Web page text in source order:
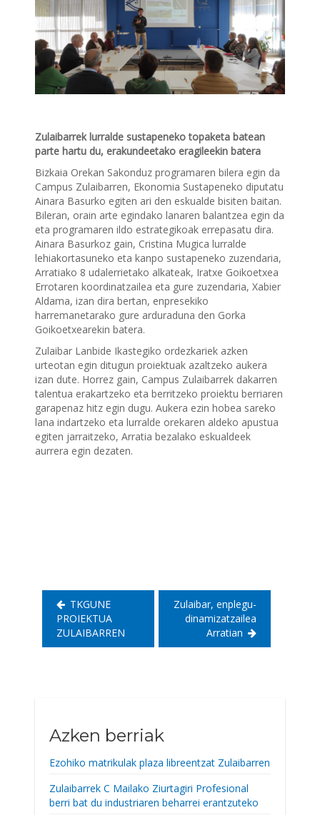
Zulaibarrek lurralde sustapeneko topaketa batean
parte hartu du, erakundeetako eragileekin batera
Bizkaia Orekan Sakonduz programaren bilera egin da
Campus Zulaibarren, Ekonomia Sustapeneko diputatu
Ainara Basurko egiten ari den eskualde bisiten baitan.
Bileran, orain arte egindako lanaren balantzea egin da
eta programaren ildo estrategikoak errepasatu dira.
Ainara Basurkoz gain, Cristina Mugica lurralde
lehiakortasuneko eta kanpo sustapeneko zuzendaria,
Arratiako 8 udalerrietako alkateak, Iratxe Goikoetxea
Errotaren koordinatzailea eta gure zuzendaria, Xabier
Aldama, izan dira bertan, enpresekiko
harremanetarako gure arduraduna den Gorka
Goikoetxearekin batera.
Zulaibar Lanbide Ikastegiko ordezkariek azken
urteotan egin ditugun proiektuak azaltzeko aukera
izan dute. Horrez gain, Campus Zulaibarrek dakarren
talentua erakartzeko eta berritzeko proiektu berriaren
garapenaz hitz egin dugu. Aukera ezin hobea sareko
lana indartzeko eta lurralde orekaren aldeko apustua
egiten jarraitzeko, Arratia bezalako eskualdeek
aurrera egin dezaten.
TKGUNE
PROIEKTUA
ZULAIBARREN
Zulaibar, enplegu-
dinamizatzailea
Arratian
Azken berriak
Ezohiko matrikulak plaza libreentzat Zulaibarren
Zulaibarrek C Mailako Ziurtagiri Profesional
berri bat du industriaren beharrei erantzuteko